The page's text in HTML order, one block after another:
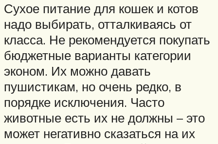
Сухое питание для кошек и котов
надо выбирать, отталкиваясь от
класса. Не рекомендуется покупать
бюджетные варианты категории
эконом. Их можно давать
пушистикам, но очень редко, в
порядке исключения. Часто
животные есть их не должны – это
может негативно сказаться на их